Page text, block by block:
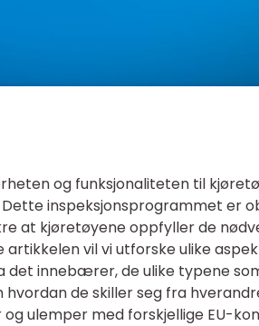
og funksjonaliteten til
inspeksjonsprogrammet er
at kjøretøyene oppfyller de
vil vi utforske ulike
det innebærer, de ulike typene
de skiller seg fra
ulemper med forskjellige EU-